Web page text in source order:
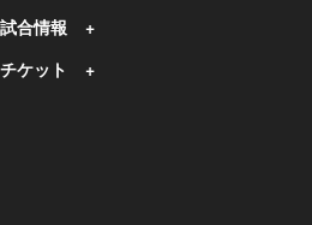
試合情報
チケット